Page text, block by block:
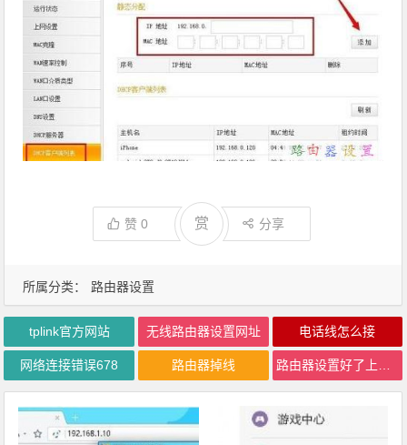
所属分类： 路由器设置
赞0 赏 分享
tplink官方网站 无线路由器设置网址 电话线怎么接
网络连接错误678 路由器掉线